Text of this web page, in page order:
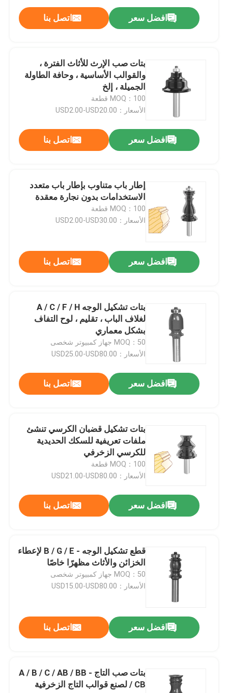
منتجات
معلومات عنا
جولة في المعمل
اتصل بنا
اطلب اقتباس
بت التوجيه المستقيم
بت التوجيه المشترك
بت راوتر HSS
بت نحت باستخدام الحاسب الآلي
بت الحفر مملة
افضل سعر اتصل بنا
بتات صب الإرث للأثاث الفترة ،
والقوالب الأساسية ، وحافة الطاولة
الجميلة ، إلخ
MOQ：100 قطعة
الأسعار：USD2.00-USD20.00
افضل سعر اتصل بنا
إطار باب متناوب بإطار باب متعدد
الاستخدامات بدون نجارة معقدة
MOQ：100 قطعة
الأسعار：USD2.00-USD30.00
افضل سعر اتصل بنا
بتات تشكيل الوجه A / C / F / H
لغلاف الباب ، تقليم ، لوح التفاف
بشكل معماري
MOQ：50 جهاز كمبيوتر شخصى
الأسعار：USD25.00-USD80.00
افضل سعر اتصل بنا
بتات تشكيل قضبان الكرسي تنشئ
ملفات تعريفية للسكك الحديدية
للكرسي الزخرفي
MOQ：100 قطعة
الأسعار：USD21.00-USD80.00
افضل سعر اتصل بنا
قطع تشكيل الوجه - B / G / E لإعطاء
الخزائن والأثاث مظهرًا خاصًا
MOQ：50 جهاز كمبيوتر شخصى
الأسعار：USD15.00-USD80.00
افضل سعر اتصل بنا
بتات صب التاج - A / B / C / AB / BB
/ CB لصنع قوالب التاج الزخرفية